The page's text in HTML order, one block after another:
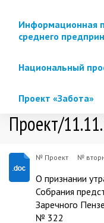
Информационная
среднего
Национальный
Проект «Забота»
Проект/
№ Проект №
О признании
Собрания
Заречного
№ 322